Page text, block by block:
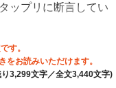
ップリに断言してい
す。
をお読みいただけます。
3,299文字／全文3,440文字)